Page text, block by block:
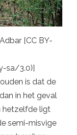
[CC BY-
sa/3.0)]
is dat de
in het geval
hetzelfde ligt
semi-misvige